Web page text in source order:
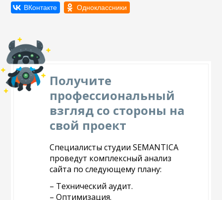
Получите
профессиональный
взгляд со стороны на
свой проект
Специалисты студии SEMANTICA
проведут комплексный анализ
сайта по следующему плану:
– Технический аудит.
– Оптимизация.